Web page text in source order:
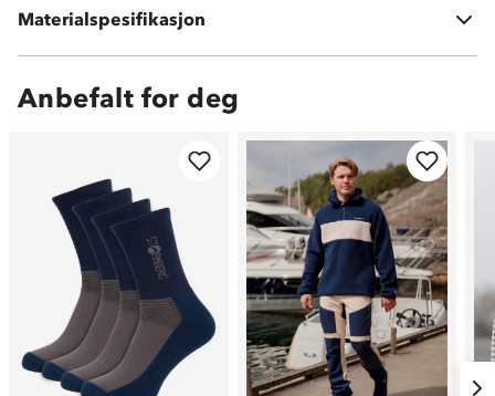
Materialspesifikasjon
100 % akryl
Anbefalt for deg